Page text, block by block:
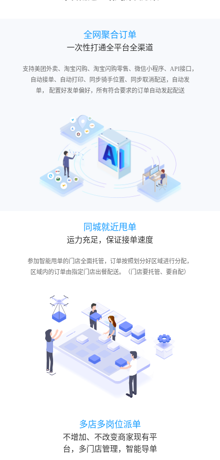
全网聚合订单
一次性打通全平台全渠道
支持美团外卖、淘宝闪购、淘宝闪购零售、微信小程序、API接口，
自动接单、自动打印、同步骑手位置、同步取消配送，自动发
单， 配置好发单偏好，所有符合要求的订单自动发起配送
同城就近甩单
运力充足，保证接单速度
参加智能甩单的门店全面托管，订单按照划分好区域进行分配，
区域内的订单由指定门店出餐配送。（门店要托管、要自配）
多店多岗位派单
不增加、不改变商家现有平
台，多门店管理，智能导单